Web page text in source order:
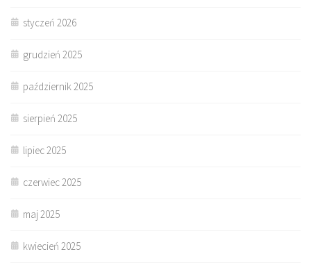
styczeń 2026
grudzień 2025
październik 2025
sierpień 2025
lipiec 2025
czerwiec 2025
maj 2025
kwiecień 2025